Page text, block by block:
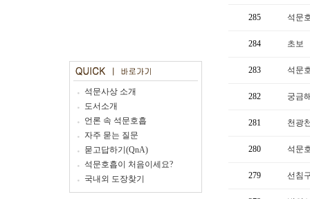
석문사상 소개
도서소개
언론 속 석문호흡
자주 묻는 질문
묻고답하기(QnA)
석문호흡이 처음이세요?
국내외 도장찾기
285 석문
284 초보
283 석문
282 궁금
281 천광
280 석문
279 선침